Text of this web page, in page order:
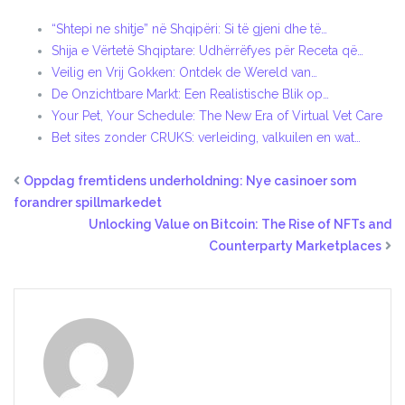
“Shtepi ne shitje” në Shqipëri: Si të gjeni dhe të…
Shija e Vërtetë Shqiptare: Udhërrëfyes për Receta që…
Veilig en Vrij Gokken: Ontdek de Wereld van…
De Onzichtbare Markt: Een Realistische Blik op…
Your Pet, Your Schedule: The New Era of Virtual Vet Care
Bet sites zonder CRUKS: verleiding, valkuilen en wat…
Oppdag fremtidens underholdning: Nye casinoer som
forandrer spillmarkedet
Unlocking Value on Bitcoin: The Rise of NFTs and
Counterparty Marketplaces